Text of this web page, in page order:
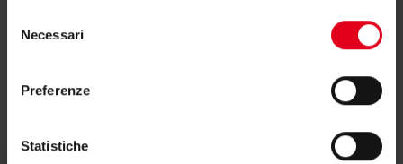
delNecessari
Preferenze
Statistiche